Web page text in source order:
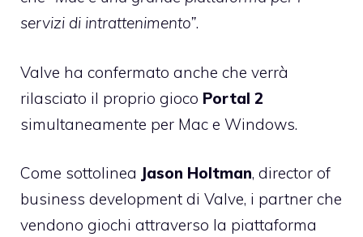
servizi di intrattenimento”.
Valve ha confermato anche che verrà
rilasciato il proprio gioco Portal 2
simultaneamente per Mac e Windows.
Come sottolinea Jason Holtman, director of
business development di Valve, i partner che
vendono giochi attraverso la piattaforma